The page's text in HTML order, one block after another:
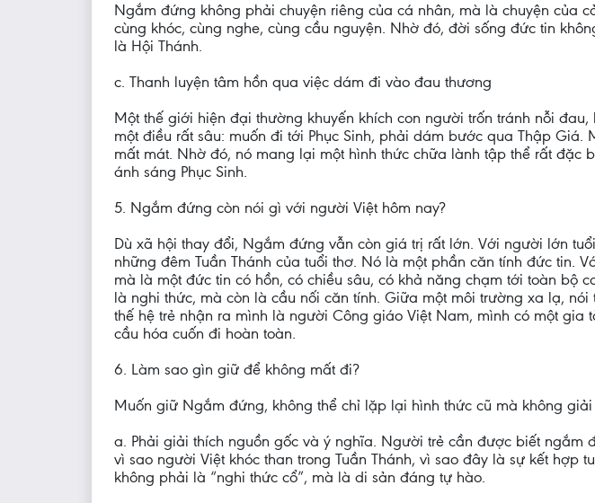
Ngắm đứng không phải chuyện riêng của cá nhân, mà là chuyện của
cùng khóc, cùng nghe, cùng cầu nguyện. Nhờ đó, đời sống đức tin
là Hội Thánh.
c. Thanh luyện tâm hồn qua việc dám đi vào đau thương
Một thế giới hiện đại thường khuyến khích con người trốn tránh nỗi
một điều rất sâu: muốn đi tới Phục Sinh, phải dám bước qua Thập
mất mát. Nhờ đó, nó mang lại một hình thức chữa lành tập thể rất
ánh sáng Phục Sinh.
5. Ngắm đứng còn nói gì với người Việt hôm nay?
Dù xã hội thay đổi, Ngắm đứng vẫn còn giá trị rất lớn. Với người lớn
những đêm Tuần Thánh của tuổi thơ. Nó là một phần căn tính đức tin.
mà là một đức tin có hồn, có chiều sâu, có khả năng chạm tới toàn bộ
là nghi thức, mà còn là cầu nối căn tính. Giữa một môi trường xa lạ,
thế hệ trẻ nhận ra mình là người Công giáo Việt Nam, mình có một
cầu hóa cuốn đi hoàn toàn.
6. Làm sao gìn giữ để không mất đi?
Muốn giữ Ngắm đứng, không thể chỉ lặp lại hình thức cũ mà không giải
a. Phải giải thích nguồn gốc và ý nghĩa. Người trẻ cần được biết
vì sao người Việt khóc than trong Tuần Thánh, vì sao đây là sự kết
không phải là “nghi thức cổ”, mà là di sản đáng tự hào.